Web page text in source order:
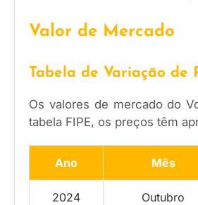
Valor de Mercado
Tabela de Variação de
Os valores de mercado do
tabela FIPE, os preços têm
Ano Mês
2024 Outubro